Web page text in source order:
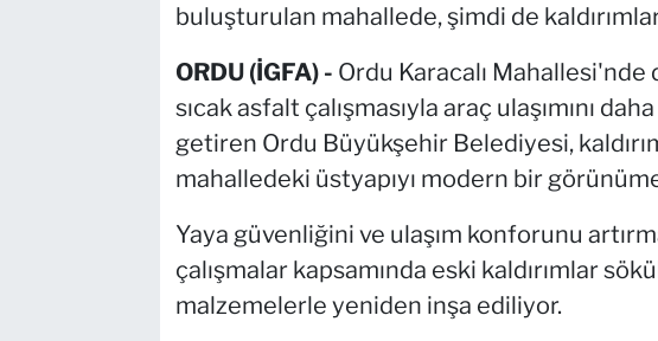
buluşturulan mahallede, şimdi de
ORDU (İGFA) - Ordu Karacalı
sıcak asfalt çalışmasıyla araç ulaşımını
getiren Ordu Büyükşehir Belediyesi,
mahalledeki üstyapıyı modern bir
Yaya güvenliğini ve ulaşım konforunu
çalışmalar kapsamında eski kaldırımlar
malzemelerle yeniden inşa ediliyor.